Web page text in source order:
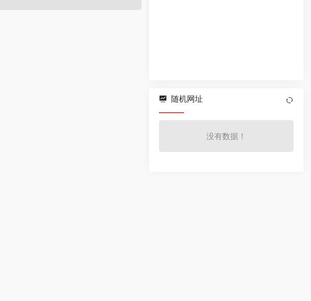
随机网址
没有数据！